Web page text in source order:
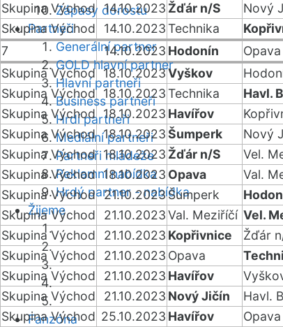
Zápasy dorostu
Partneři
Generální partner
GOLD hlavní partner
Hlavní partneři
Business partneři
Hrdí partneři
Mediální partneři
Partneři mládeže
Reklamní nabídka
Hrdý partner - nabídka
Žijeme
Fanzóna
Skupina Východ 14.10.2023 Žďár n/S Nový
Skupina Východ
14.10.2023Technika
7
14.10.2023 Hodonín Opava
Skupina Východ 18.10.2023Vyškov
Skupina Východ
18.10.2023Technika Havl.
Skupina Východ 18.10.2023 Havířov
Skupina Východ 18.10.2023Šumperk Nový
Skupina Východ 18.10.2023 Žďár n/S Vel.
Skupina Východ 18.10.2023 Opava Val.
Skupina Východ
21.10.2023 Šumperk
Skupina Východ
21.10.2023Val. Meziříčí Vel.
Skupina Východ
21.10.2023 Kopřivnice Žďár
Skupina Východ
21.10.2023 Opava
Skupina Východ
21.10.2023 Havířov
Skupina Východ
21.10.2023 Nový Jičín Havl.
Skupina Východ 25.10.2023 Havířov Opava